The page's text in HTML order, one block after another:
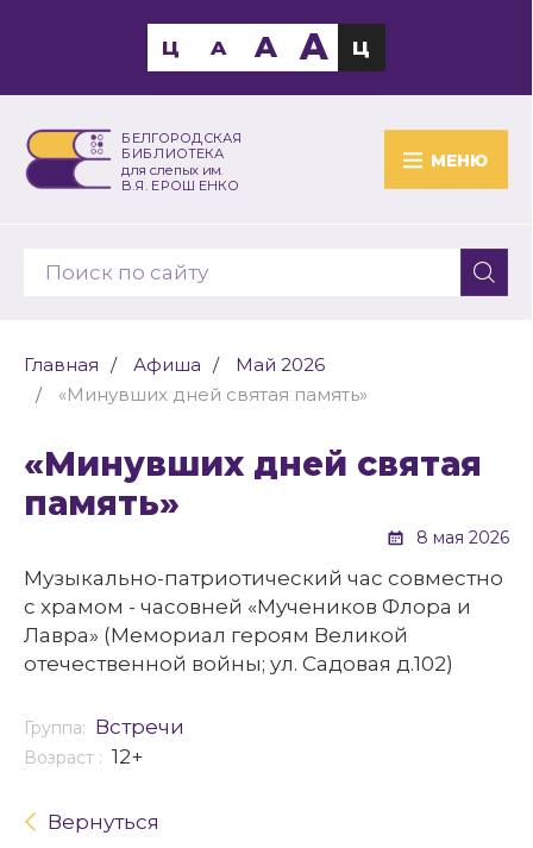
БЕЛГОРОДСКАЯ
БИБЛИОТЕКА
для слепых им.
В.Я. ЕРОШЕНКО
МЕНЮ
Ц A A A Ц
Главная Афиша
Май 2026
«Минувших дней святая память»
«Минувших дней святая
память»
8 мая 2026
Музыкально-патриотический час совместно
с храмом - часовней «Мучеников Флора и
Лавра» (Мемориал героям Великой
отечественной войны; ул. Садовая д.102)
Группа: Встречи
Возраст : 12+
Вернуться